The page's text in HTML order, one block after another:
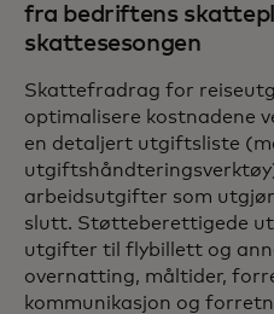
fra bedriftens
skattesesongen
Skattefradrag for
optimalisere kostnadene
en detaljert utgiftsliste
arbeidsutgifter som
slutt. Støtteberettigede
utgifter til flybillett og
overnatting, måltider,
kommunikasjon og